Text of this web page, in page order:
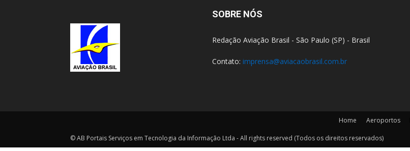
SOBRE NÓS
Redação Aviação Brasil - São Paulo (SP) - Brasil
Contato: imprensa@aviacaobrasil.com.br
Home Aeroportos
© AB Portais Serviços em Tecnologia da Informação Ltda - All rights reserved (Todos os direitos reservados)